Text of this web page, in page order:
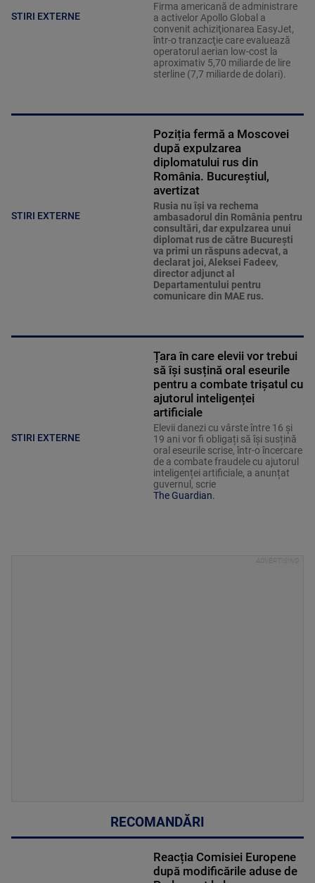
STIRI EXTERNE
Firma americană de administrare
a activelor Apollo Global a
convenit achiziţionarea EasyJet,
într-o tranzacţie care evaluează
operatorul aerian low-cost la
aproximativ 5,70 miliarde de lire
sterline (7,7 miliarde de dolari).
STIRI EXTERNE
Poziția fermă a Moscovei
după expulzarea
diplomatului rus din
România. Bucureștiul,
avertizat
Rusia nu îşi va rechema
ambasadorul din România pentru
consultări, dar expulzarea unui
diplomat rus de către Bucureşti
va primi un răspuns adecvat, a
declarat joi, Aleksei Fadeev,
director adjunct al
Departamentului pentru
comunicare din MAE rus.
STIRI EXTERNE
Țara în care elevii vor trebui
să își susțină oral eseurile
pentru a combate trișatul cu
ajutorul inteligenței
artificiale
Elevii danezi cu vârste între 16 și
19 ani vor fi obligați să își susțină
oral eseurile scrise, într-o încercare
de a combate fraudele cu ajutorul
inteligenței artificiale, a anunțat
guvernul, scrie
The Guardian.
RECOMANDĂRI
Reacția Comisiei Europene
după modificările aduse de